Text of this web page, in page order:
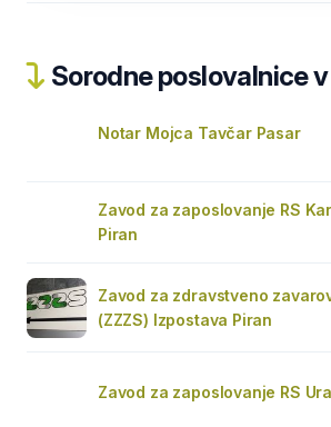
Sorodne poslovalnice
Notar Mojca Tavčar Pasar
Zavod za zaposlovanje RS
Piran
Zavod za zdravstveno
(ZZZS) Izpostava Piran
Zavod za zaposlovanje RS